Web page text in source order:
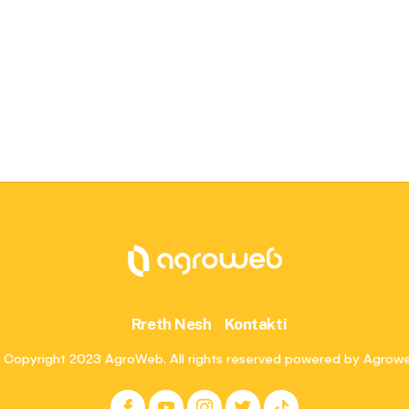
Rreth Nesh Kontakti
2023 AgroWeb. All rights reserved powered by